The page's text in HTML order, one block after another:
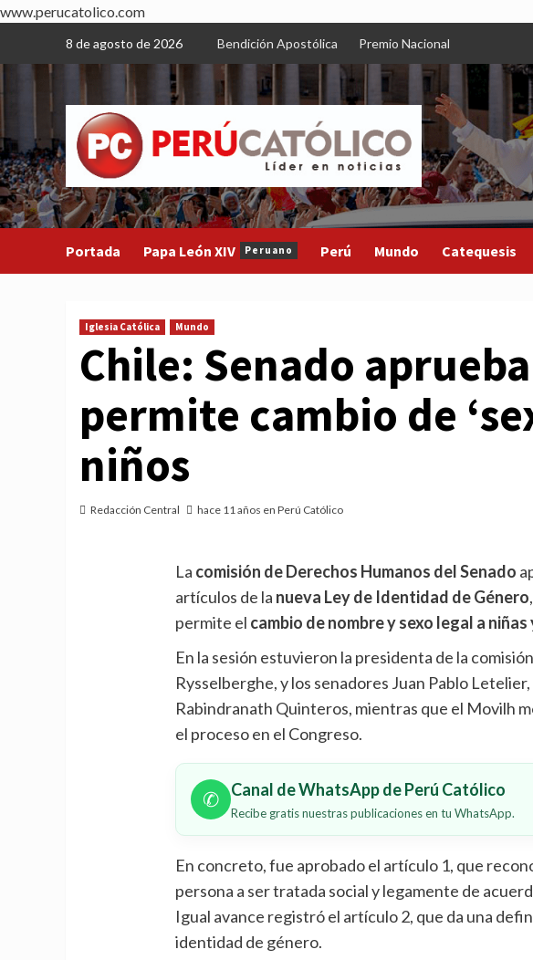
www.perucatolico.com
content
8 de agosto de 2026 Bendición Apostólica Premio Nacional
Portada Papa León XIV Peruano Perú Mundo Catequesis
Iglesia Católica Mundo
Chile: Senado
permite cambio de
niños
Redacción Central hace 11 años en Perú Católico
La comisión de Derechos Humanos del Senado
artículos de la nueva Ley de Identidad de Género
permite el cambio de nombre y sexo legal a niñas
En la sesión estuvieron la presidenta de la
Rysselberghe, y los senadores Juan Pablo
Rabindranath Quinteros, mientras que el Movilh
el proceso en el Congreso.
✆ Canal de WhatsApp de Perú Católico
Recibe gratis nuestras publicaciones en tu WhatsApp.
En concreto, fue aprobado el artículo 1, que
persona a ser tratada social y legamente de
Igual avance registró el artículo 2, que da una
identidad de género.